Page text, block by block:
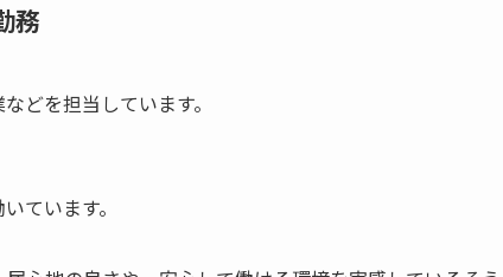
務
どを担当しています。
ています。